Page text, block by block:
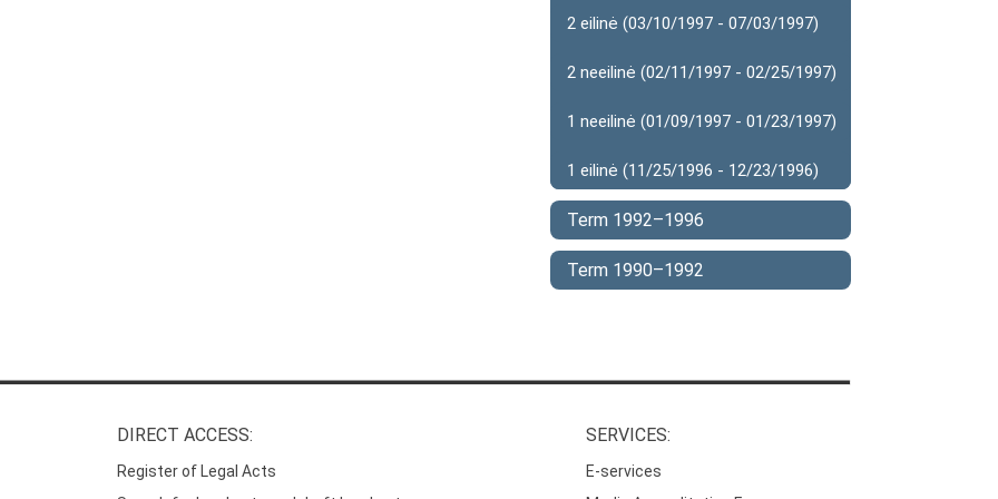
2 eilinė (03/10/1997 - 07/03/1997)
2 neeilinė (02/11/1997 - 02/25/1997)
1 neeilinė (01/09/1997 - 01/23/1997)
1 eilinė (11/25/1996 - 12/23/1996)
Term 1992–1996
Term 1990–1992
DIRECT ACCESS:
Register of Legal Acts
SERVICES:
E-services